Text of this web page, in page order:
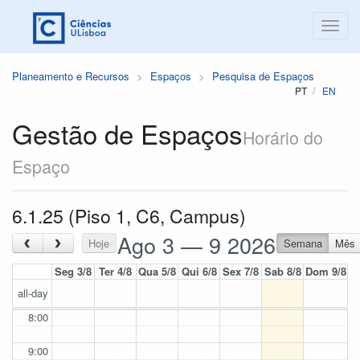
Planeamento e Recursos Espaços Pesquisa de Espaços
PT EN
Gestão de EspaçosHorário do
Espaço
6.1.25 (Piso 1, C6, Campus)
‹ › Hoje Ago 3 — 9 2026 Semana
Mês
Seg 3/8 Ter 4/8 Qua 5/8 Qui 6/8 Sex 7/8 Sab 8/8 Dom 9/8
all-day
8:00
9:00